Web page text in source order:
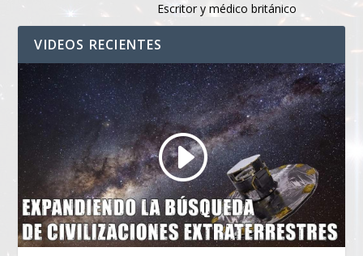
Escritor y médico británico
VIDEOS RECIENTES